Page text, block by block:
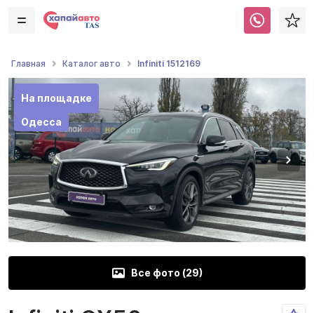
Главная Каталог авто Infiniti 1512169
На площадке
Одесса
Все фото (29)